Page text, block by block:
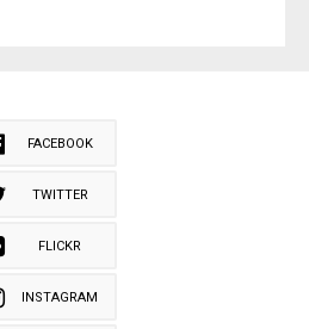
FACEBOOK
TWITTER
FLICKR
INSTAGRAM